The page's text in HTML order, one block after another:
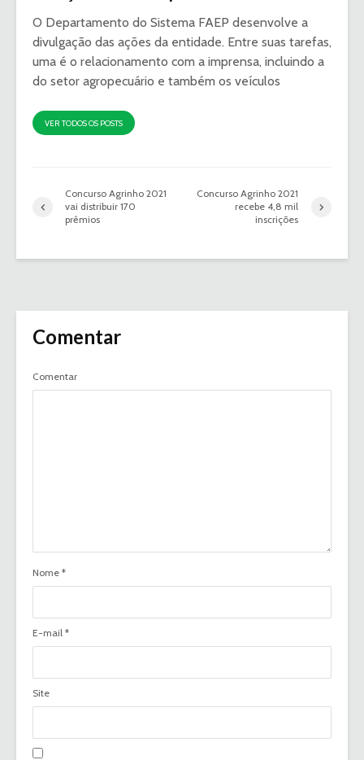
O Departamento do Sistema FAEP desenvolve a
divulgação das ações da entidade. Entre suas tarefas,
uma é o relacionamento com a imprensa, incluindo a
do setor agropecuário e também os veículos
VER TODOS OS POSTS
Concurso Agrinho 2021
vai distribuir 170
prêmios
Concurso Agrinho 2021
recebe 4,8 mil
inscrições
Comentar
Comentar
Nome *
E-mail *
Site